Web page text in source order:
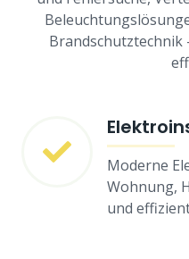
Brandschutztechnik
Moderne
Wohnung,
und